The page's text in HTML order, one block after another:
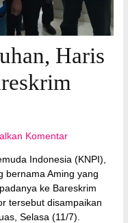
Haris
Komentar
Indonesia (KNPI),
bernama Aming yang
ke Bareskrim
tersebut disampaikan
Selasa (11/7).